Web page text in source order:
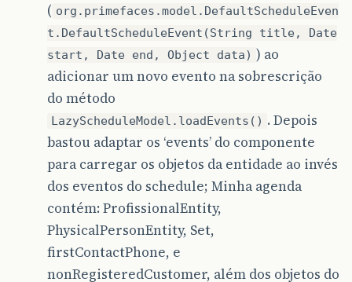
( org.primefaces.model.DefaultScheduleEven
t.DefaultScheduleEvent(String title, Date
start, Date end, Object data) ) ao
adicionar um novo evento na sobrescrição
do método
LazyScheduleModel.loadEvents() . Depois
bastou adaptar os ‘events’ do componente
para carregar os objetos da entidade ao invés
dos eventos do schedule; Minha agenda
contém: ProfissionalEntity,
PhysicalPersonEntity, Set,
firstContactPhone, e
nonRegisteredCustomer, além dos objetos do